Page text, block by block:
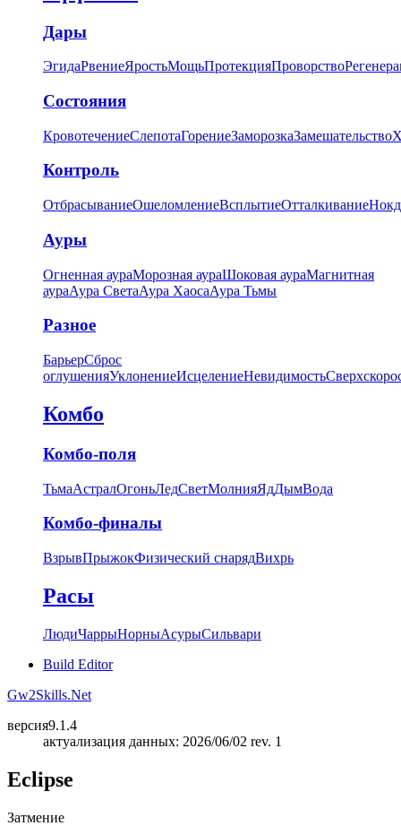
Дары
ЭгидаРвениеЯростьМощьПротекцияПроворство
Состояния
КровотечениеСлепотаГорениеЗаморозкаЗамешательство
Контроль
ОтбрасываниеОшеломлениеВсплытиеОтталкивание
Ауры
Огненная аураМорозная аураШоковая аураМагнитная
аураАура СветаАура ХаосаАура Тьмы
Разное
БарьерСброс
оглушенияУклонениеИсцелениеНевидимость
Комбо
Комбо-поля
ТьмаАстралОгоньЛедСветМолнияЯдДымВода
Комбо-финалы
ВзрывПрыжокФизический снарядВихрь
Расы
ЛюдиЧаррыНорныАсурыСильвари
Build Editor
Gw2Skills.Net
версия9.1.4
актуализация данных: 2026/06/02 rev. 1
Eclipse
Затмение